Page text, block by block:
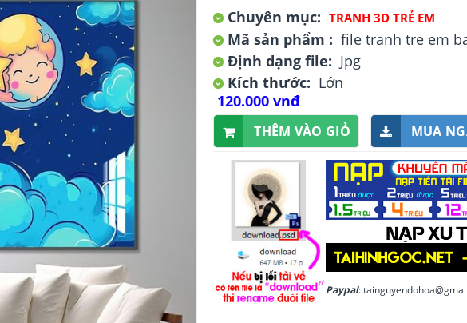
Chuyên mục: TRANH 3D TRẺ EM
Mã sản phẩm : file tranh tre em
Định dạng file: Jpg
Kích thước: Lớn
120.000 vnđ
THÊM VÀO GIỎ MUA
Paypal: